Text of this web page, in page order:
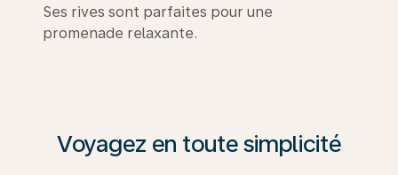
Ses rives sont parfaites pour une
promenade relaxante.
Voyagez en toute simplicité